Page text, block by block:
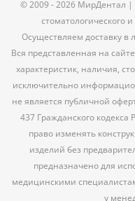
© 2009 - 2026 МирДентал
стоматологического
Осуществляем доставку
Вся представленная на
характеристик, наличия,
исключительно
не является публичной
437 Гражданского кодекса
право изменять
изделий без
предназначено для
медицинскими
у